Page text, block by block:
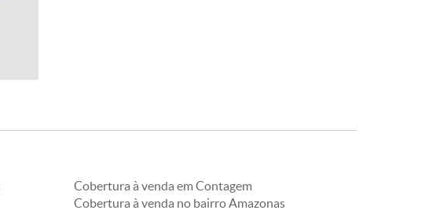
Cobertura à venda em Contagem
Cobertura à venda no bairro Amazonas